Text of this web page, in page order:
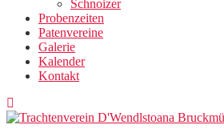
Schnoizer
Probenzeiten
Patenvereine
Galerie
Kalender
Kontakt